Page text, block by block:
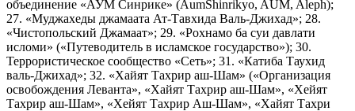
объединение «АУМ Синрике» (AumShinrikyo, AUM, Aleph);
27. «Муджахеды джамаата Ат-Тавхида Валь-Джихад»; 28.
«Чистопольский Джамаат»; 29. «Рохнамо ба суи давлати
исломи» («Путеводитель в исламское государство»); 30.
Террористическое сообщество «Сеть»; 31. «Катиба Таухид
валь-Джихад»; 32. «Хайят Тахрир аш-Шам» («Организация
освобождения Леванта», «Хайят Тахрир аш-Шам», «Хейят
Тахрир аш-Шам», «Хейят Тахрир Аш-Шам», «Хайят Тахри